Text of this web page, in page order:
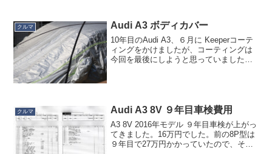
壊れたものと推察されましたが、もう面
倒なので残り３つ全部まとめ...
クルマ Audi A3 ボディカバー
10年目のAudi A3、６月に Keeperコーテ
ィングをかけましたが、コーティングは
今回を最後にしようと思っていました。
クルマ Audi A3 8V ９年目車検費用
A3 8V 2016年モデル ９年目車検が上がっ
てきました。16万円でした。前の8P型は
９年目で27万円かかっていたので、それ